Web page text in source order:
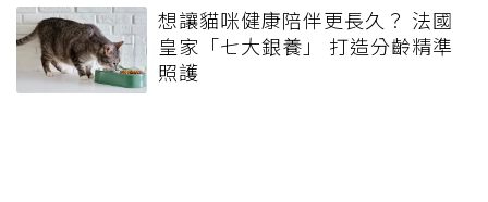
想讓貓咪健康陪伴更長久？ 法國
皇家「七大銀養」 打造分齡精準
照護